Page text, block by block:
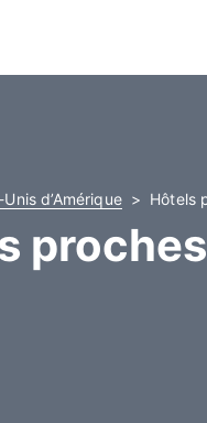
d’Amérique Hôtels